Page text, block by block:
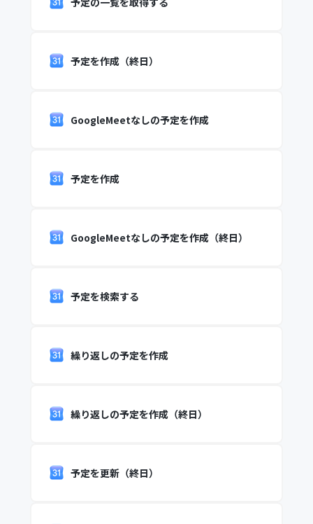
予定を作成（終日）
GoogleMeetなしの予定を作成
予定を作成
GoogleMeetなしの予定を作成（終日）
予定を検索する
繰り返しの予定を作成
繰り返しの予定を作成（終日）
予定を更新（終日）